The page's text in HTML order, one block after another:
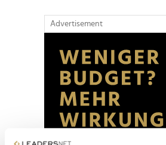
Advertisement